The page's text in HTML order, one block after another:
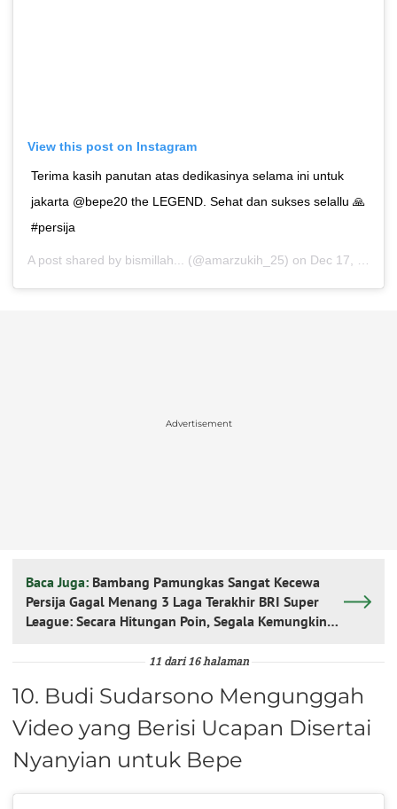
View this post on Instagram
Terima kasih panutan atas dedikasinya selama ini untuk
jakarta @bepe20 the LEGEND. Sehat dan sukses selallu 🙏
#persija
A post shared by bismillah... (@amarzukih_25) on Dec 17, 2019 at 6:04am PST
Advertisement
Baca Juga: Bambang Pamungkas Sangat Kecewa
Persija Gagal Menang 3 Laga Terakhir BRI Super
League: Secara Hitungan Poin, Segala Kemungkinan
11 dari 16 halaman
10. Budi Sudarsono Mengunggah
Video yang Berisi Ucapan Disertai
Nyanyian untuk Bepe